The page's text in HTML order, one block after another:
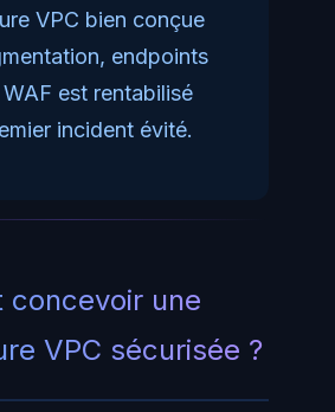
VPC bien conçue
endpoints
est rentabilisé
incident évité.
concevoir une
VPC sécurisée ?